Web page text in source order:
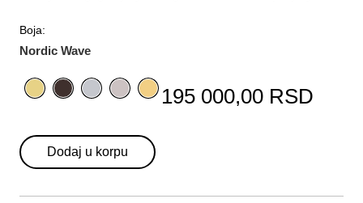
Boja:
Nordic Wave
195 000,00 RSD
Dodaj u korpu